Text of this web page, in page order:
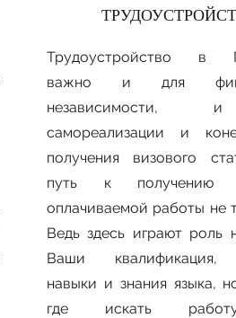
Трудоустройство в
важно и для
самореализации и
получения визового
путь к получению
оплачиваемой работы не
Ведь здесь играют роль
Ваши квалификация,
навыки и знания языка,
где искать